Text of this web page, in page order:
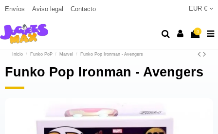
Envíos Aviso legal Contacto EUR €
0
Inicio Funko PoP Marvel Funko Pop Ironman - Avengers
Funko Pop Ironman - Avengers